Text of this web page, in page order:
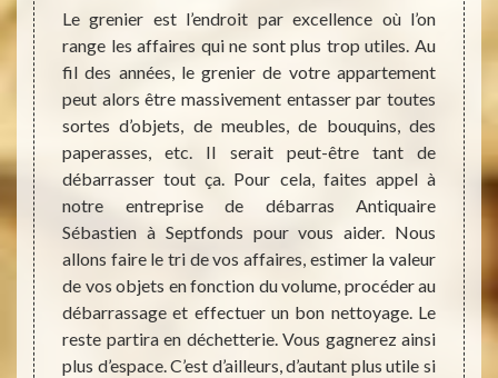
effet,
plus
et
cas,
vous
à la
de
Le grenier est l’endroit par excellence où l’on
range les affaires qui ne sont plus trop utiles. Au
fil des années, le grenier de votre appartement
peut alors être massivement entasser par toutes
sortes d’objets, de meubles, de bouquins, des
paperasses, etc. Il serait peut-être tant de
débarrasser tout ça. Pour cela, faites appel à
notre entreprise de débarras Antiquaire
Sébastien à Septfonds pour vous aider. Nous
allons faire le tri de vos affaires, estimer la valeur
de vos objets en fonction du volume, procéder au
débarrassage et effectuer un bon nettoyage. Le
reste partira en déchetterie. Vous gagnerez ainsi
plus d’espace. C’est d’ailleurs, d’autant plus utile si
pour
à
de
du
soit,
que